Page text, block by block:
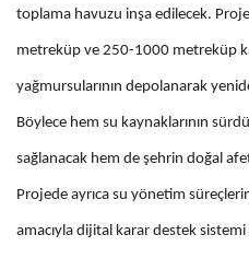
toplama havuzu inşa edilecek.
metreküp ve 250-1000 metreküp
yağmursularının depolanarak
Böylece hem su kaynaklarının
sağlanacak hem de şehrin doğal
Projede ayrıca su yönetim
amacıyla dijital karar destek